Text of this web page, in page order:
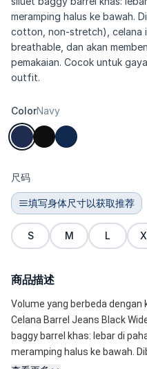
meramping halus ke bawah.
cotton, non-stretch), celana
breathable, dan akan
pemakaian. Cocok untuk
outfit.
ColorNavy
尺码
填写身体尺寸以获取推荐
S M L
商品描述
Volume yang berbeda dengan
Celana Barrel Jeans Black
baggy barrel khas: lebar di
meramping halus ke bawah.